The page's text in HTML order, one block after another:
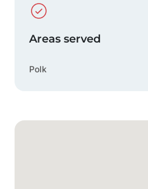
Mapa de Google
Areas served
Polk